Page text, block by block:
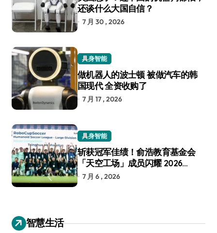
还谈什么大国自信？
7 月 30 , 2026
具身智能
做机器人的波士顿 被做汽车的韩
国现代 全资收购了
7 月 17 , 2026
具身智能
斩获冠军佳绩！俞浩教育基金会
「天空工场」成员闪耀 2026
RoboCup 机器人世界杯
7 月 6 , 2026
智慧生活